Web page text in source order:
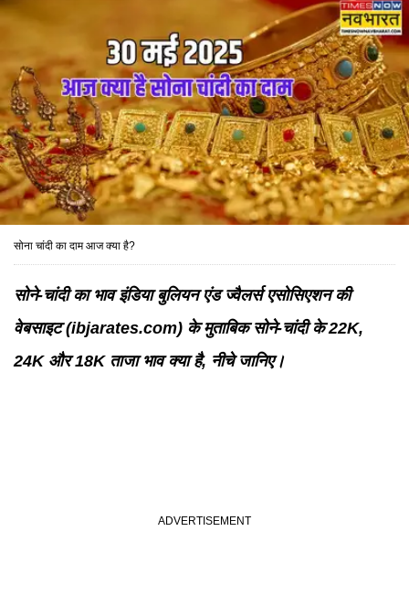
सोना चांदी का दाम आज क्या है?
सोने-चांदी का भाव इंडिया बुलियन एंड ज्वैलर्स एसोसिएशन की
वेबसाइट (ibjarates.com) के मुताबिक सोने-चांदी के 22K,
24K और 18K ताजा भाव क्या है, नीचे जानिए।